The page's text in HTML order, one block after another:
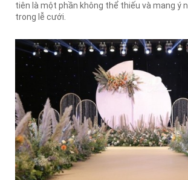
tiên là một phần không thể thiếu và mang ý
trong lễ cưới.